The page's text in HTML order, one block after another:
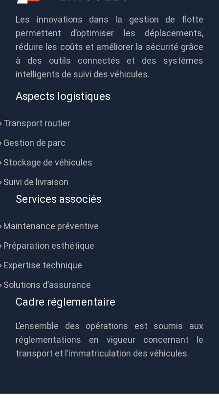
Les innovations dans la gestion de flotte
permettent d’optimiser les déplacements,
réduire les coûts et améliorer la sécurité grâce
à des outils connectés et des systèmes
intelligents de suivi des véhicules.
Aspects logistiques
Transport routier
Gestion de parc
Stockage de véhicules
Suivi de livraison
Services associés
Maintenance préventive
Préparation esthétique
Expertise technique
Solutions d’assurance
Cadre réglementaire
L’ensemble des opérations est soumis aux
réglementations en vigueur concernant le
transport et l’immatriculation des véhicules.